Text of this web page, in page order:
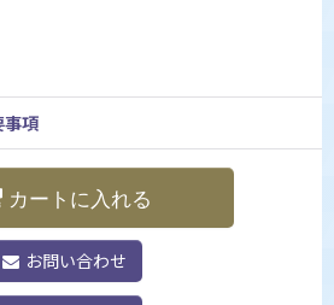
事項
カートに入れる
お問い合わせ